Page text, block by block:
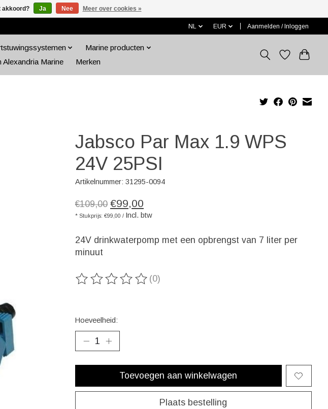
NL EUR Aanmelden / Inloggen
Marine producten
Marine
Merken
Jabsco Par Max 1.9 WPS
24V 25PSI
Artikelnummer: 31295-0094
€109,00 €99,00
* Stukprijs: €99,00 / Incl. btw
24V drinkwaterpomp met een opbrengst van 7 liter per
minuut
De beoordeling van dit product is
(0)
Hoeveelheid:
Toevoegen aan winkelwagen
Plaats bestelling
akkoord? Ja Nee Meer over cookies »